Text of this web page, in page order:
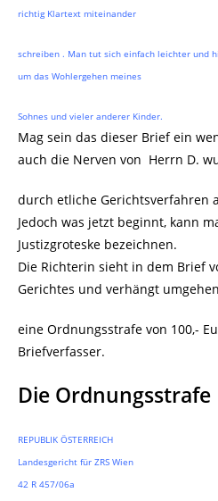
richtig Klartext miteinander
schreiben . Man tut sich einfach leichter und
um das Wohlergehen meines
Sohnes und vieler anderer Kinder.
Mag sein das dieser Brief ein
auch die Nerven von Herrn D.
durch etliche Gerichtsverfahren
Jedoch was jetzt beginnt, kann
Justizgroteske bezeichnen.
Die Richterin sieht in dem Brief
Gerichtes und verhängt
eine Ordnungsstrafe von 100,-
Briefverfasser.
Die Ordnungsstrafe
REPUBLIK ÖSTERREICH
Landesgericht für ZRS Wien
42 R 457/06a